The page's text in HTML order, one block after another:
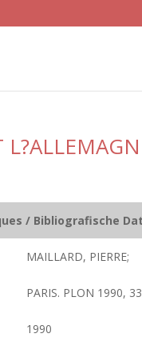
/ Bibliografische
MAILLARD, PIERRE;
PARIS. PLON 1990,
1990